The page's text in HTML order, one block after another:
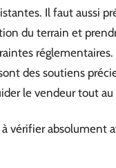
Il faut aussi
du terrain et
des soutiens
le vendeur tout au
vérifier absolument